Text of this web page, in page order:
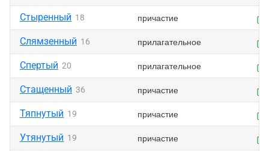
Стыренный 18 причастие
Слямзенный 16 прилагательное
Спертый 20 прилагательное
Стащенный 36 причастие
Тяпнутый 19 причастие
Утянутый 19 причастие